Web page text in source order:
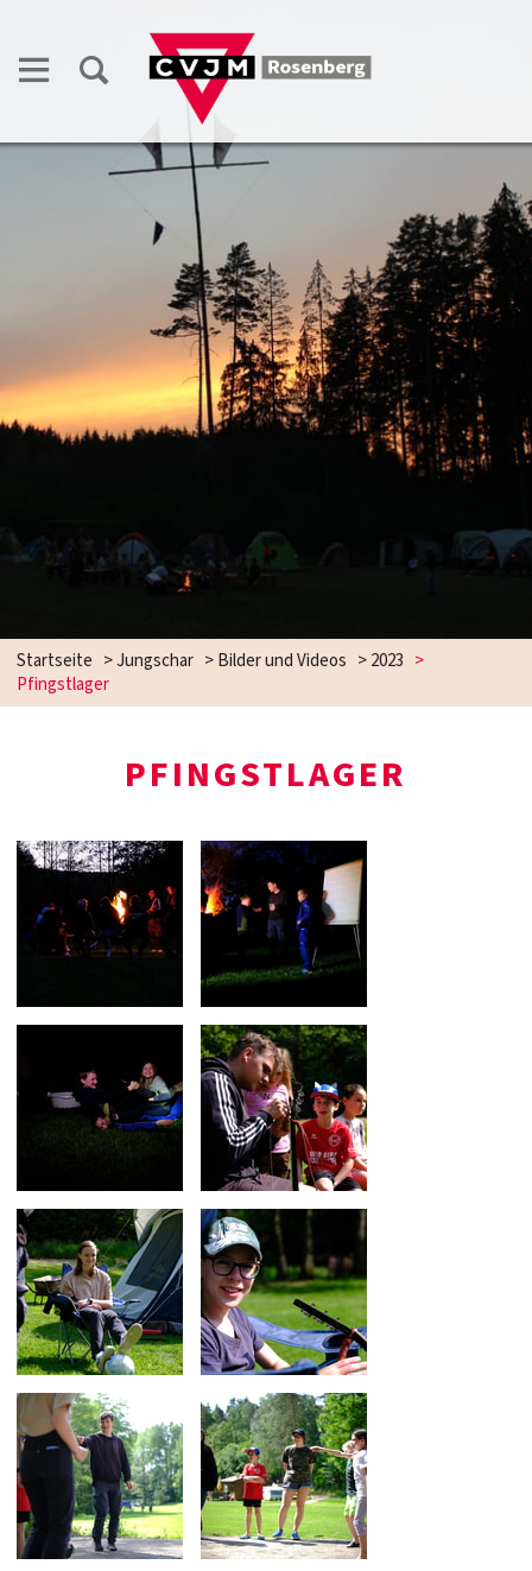
Startseite >Jungschar >Bilder und Videos >2023 >
Pfingstlager
PFINGSTLAGER